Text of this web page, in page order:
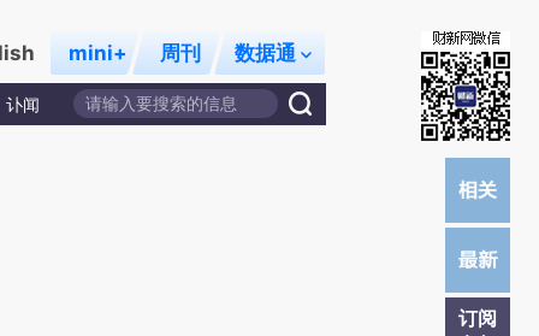
mini+ 周刊 数据通
讣闻
订阅